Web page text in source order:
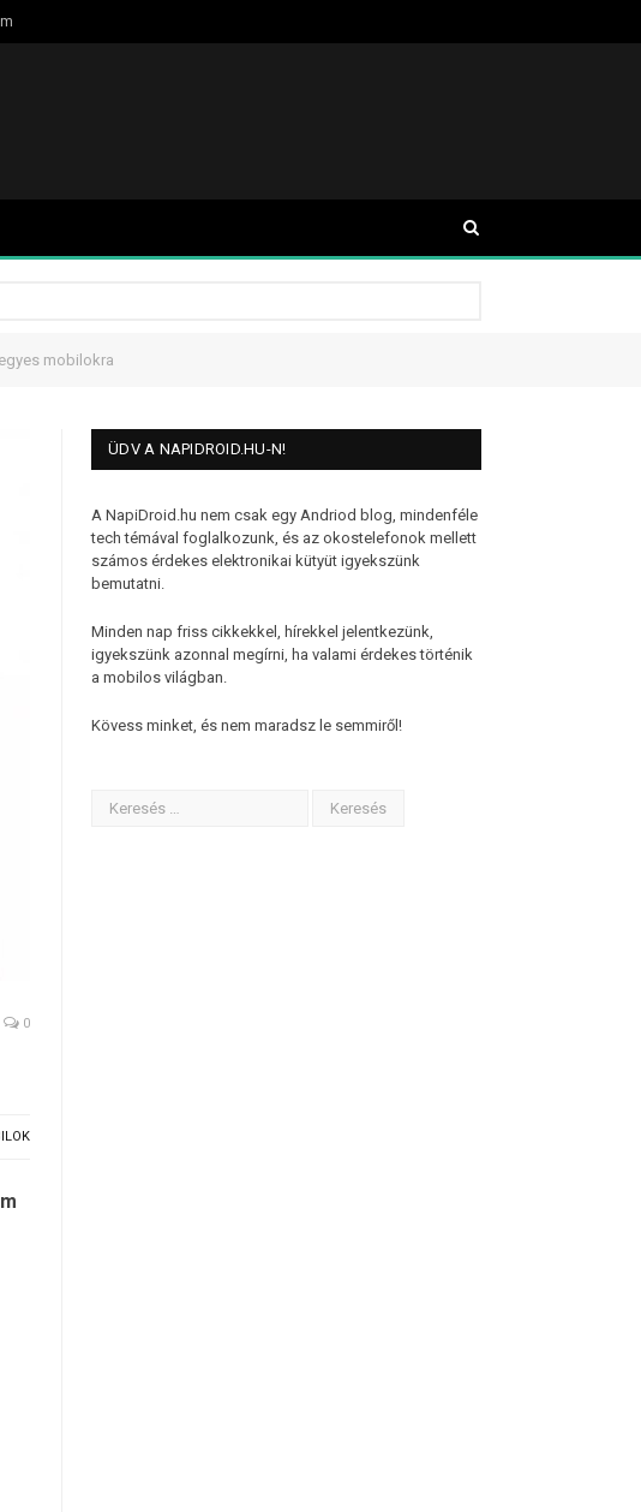
mobilokra
0
ÜDV A NAPIDROID.HU-N!
A NapiDroid.hu nem csak egy Andriod blog, mindenféle
tech témával foglalkozunk, és az okostelefonok mellett
számos érdekes elektronikai kütyüt igyekszünk
bemutatni.
Minden nap friss cikkekkel, hírekkel jelentkezünk,
igyekszünk azonnal megírni, ha valami érdekes történik
a mobilos világban.
Kövess minket, és nem maradsz le semmiről!